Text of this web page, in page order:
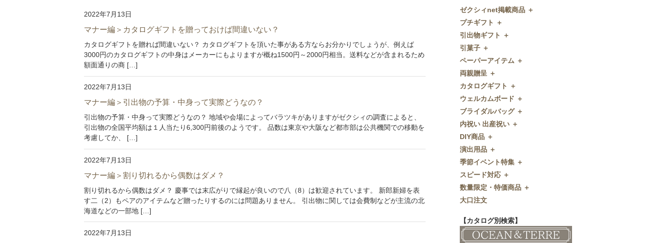
2022年7月13日
マナー編＞カタログギフトを贈っておけば間違いない？
カタログギフトを贈れば間違いない？ カタログギフトを頂いた事がある方ならお分かりでしょうが、例えば
3000円のカタログギフトの中身はメーカーにもよりますが概ね1500円～2000円相当。送料などが含まれるため
額面通りの商 […]
2022年7月13日
マナー編＞引出物の予算・中身って実際どうなの？
引出物の予算・中身って実際どうなの？ 地域や会場によってバラツキがありますがゼクシィの調査によると、
引出物の全国平均額は１人当たり6,300円前後のようです。 品数は東京や大阪など都市部は公共機関での移動を
考慮してか、 […]
2022年7月13日
マナー編＞割り切れるから偶数はダメ？
割り切れるから偶数はダメ？ 慶事では末広がりで縁起が良いので八（8）は歓迎されています。 新郎新婦を表
す二（2）もペアのアイテムなど贈ったりするのには問題ありません。 引出物に関しては会費制などが主流の北
海道などの一部地 […]
2022年7月13日
ゼクシィnet掲載商品 ＋
ゼクシィnet掲載商品
プチギフト ＋
プチギフト
ウェルカムプチギフト
アメニティ
キャンディー・金平糖
クッキー
スプーン
チョコレート
ディズニー
ドラジェ
プチタオル
席札立て
耳かき＆ぺん
紅茶＆コーヒー
和風プチギフト
その他
引出物ギフト ＋
引出物ギフト
グラス
タオル・石鹸・名披露目
ディズニーギフト
今治タオル
引出物セット
和食器
名入れ贈呈品
特選ギフト
珈琲・紅茶
鰹節・フード
引菓子 ＋
引菓子
バウムクーヘン
洋菓子
和菓子
FLAVOR
ペーパーアイテム ＋
ペーパーアイテム
招待状
席次表
席札
付箋・メッセージカード
印刷代行
ディズニーシリーズ
両親贈呈 ＋
両親贈呈
ディズニーウェイトドール
ウェイトベア
子育て卒業証書
クロックギフト
カタログギフト ＋
カタログギフト
OCEAN&TERRE GOURMET
SHIKISAI ONE
Grace
ウェルカムボード ＋
ウェルカムボード
カラーステンドグラス調
ガラス
フラワータイプ
ペンダントクロック
ミラー
メッセージパズル
似顔絵
和風ボード
ブライダルバッグ ＋
ブライダルバッグ
内祝い 出産祝い ＋
内祝い 出産祝い
DIY商品 ＋
DIY商品
演出用品 ＋
演出用品
リングピロー
ブーケプルズ
結婚証明書
その他
季節イベント特集 ＋
季節イベント特集
サクラ
クローバー
クリスマス
バレンタイン
スピード対応 ＋
スピード対応
即日お急ぎ発送
数量限定・特価商品 ＋
数量限定・特価商品
大口注文
【カタログ別検索】